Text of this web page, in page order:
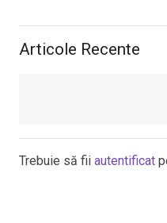
Articole Recente
Trebuie să fii autentificat